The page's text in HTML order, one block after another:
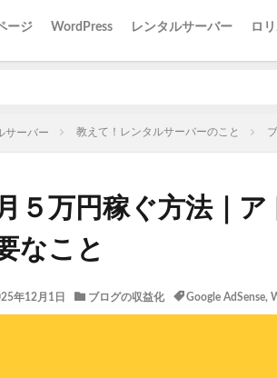
ージ WordPress レンタルサーバー ロ
サーバー 教えて！レンタルサーバーのこと
５万円稼ぐ方法｜
なこと
年12月1日 ブログの収益化 Google AdSense,